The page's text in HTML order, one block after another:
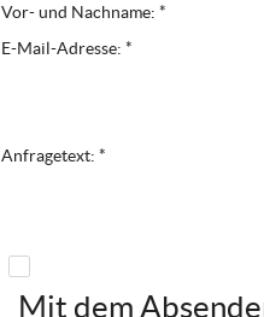
Mit dem
Vor- und Nachname: *
E-Mail-Adresse: *
Anfragetext: *